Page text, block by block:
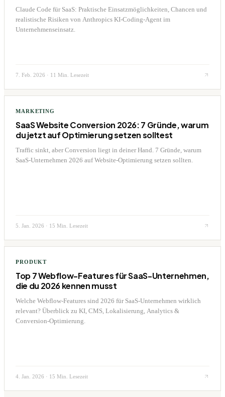
Claude Code für SaaS: Praktische Einsatzmöglichkeiten, Chancen und
realistische Risiken von Anthropics KI-Coding-Agent im
Unternehmenseinsatz.
7. Feb. 2026 · 11 Min. Lesezeit
MARKETING
SaaS Website Conversion 2026: 7 Gründe, warum
du jetzt auf Optimierung setzen solltest
Traffic sinkt, aber Conversion liegt in deiner Hand. 7 Gründe, warum
SaaS-Unternehmen 2026 auf Website-Optimierung setzen sollten.
5. Jan. 2026 · 15 Min. Lesezeit
PRODUKT
Top 7 Webflow-Features für SaaS-Unternehmen,
die du 2026 kennen musst
Welche Webflow-Features sind 2026 für SaaS-Unternehmen wirklich
relevant? Überblick zu KI, CMS, Lokalisierung, Analytics &
Conversion-Optimierung.
4. Jan. 2026 · 15 Min. Lesezeit